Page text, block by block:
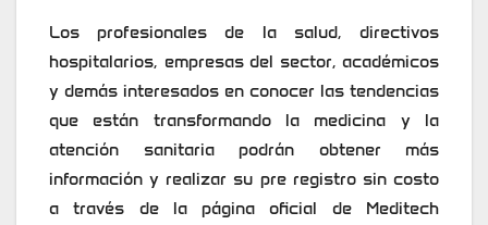
Los profesionales de la salud, directivos
hospitalarios, empresas del sector, académicos
y demás interesados en conocer las tendencias
que están transformando la medicina y la
atención sanitaria podrán obtener más
información y realizar su pre registro sin costo
a través de la página oficial de Meditech